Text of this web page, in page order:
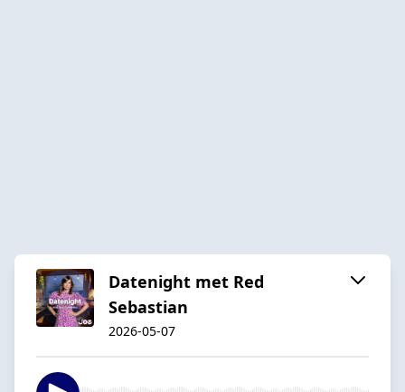
Datenight met Red
Sebastian
2026-05-07